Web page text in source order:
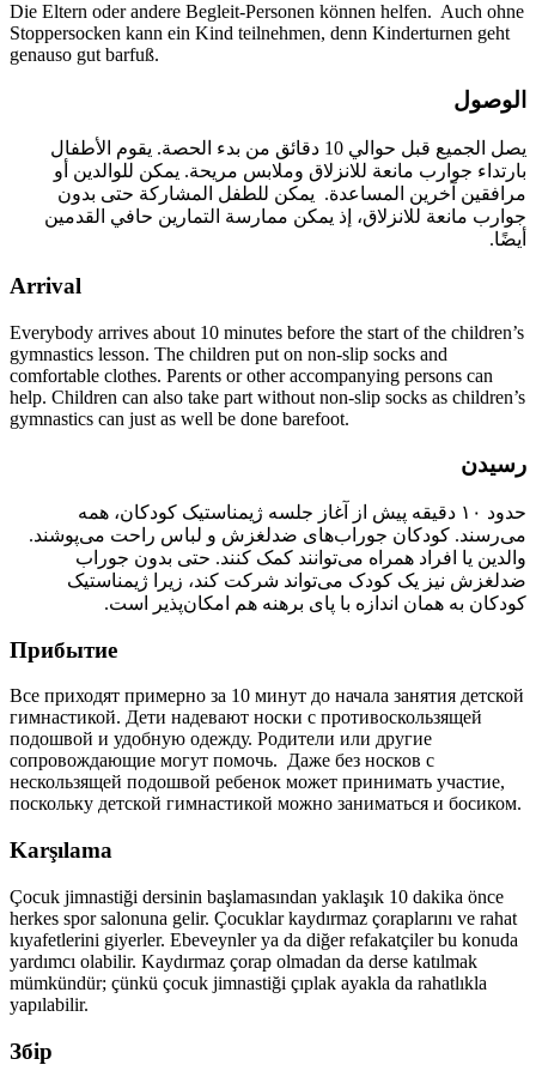
Die Eltern oder andere Begleit-Personen können helfen. Auch ohne
Stoppersocken kann ein Kind teilnehmen, denn Kinderturnen geht
genauso gut barfuß.
الوصول
يصل الجميع قبل حوالي 10 دقائق من بدء الحصة. يقوم الأطفال
بارتداء جوارب مانعة للانزلاق وملابس مريحة. يمكن للوالدين أو
مرافقين آخرين المساعدة. يمكن للطفل المشاركة حتى بدون
جوارب مانعة للانزلاق، إذ يمكن ممارسة التمارين حافي القدمين
أيضًا.
Arrival
Everybody arrives about 10 minutes before the start of the children’s
gymnastics lesson. The children put on non-slip socks and
comfortable clothes. Parents or other accompanying persons can
help. Children can also take part without non-slip socks as children’s
gymnastics can just as well be done barefoot.
رسیدن
حدود ۱۰ دقیقه پیش از آغاز جلسه ژیمناستیک کودکان، همه
می‌رسند. کودکان جوراب‌های ضدلغزش و لباس راحت می‌پوشند.
والدین یا افراد همراه می‌توانند کمک کنند. حتی بدون جوراب
ضدلغزش نیز یک کودک می‌تواند شرکت کند، زیرا ژیمناستیک
کودکان به همان اندازه با پای برهنه هم امکان‌پذیر است.
Прибытие
Все приходят примерно за 10 минут до начала занятия детской
гимнастикой. Дети надевают носки с противоскользящей
подошвой и удобную одежду. Родители или другие
сопровождающие могут помочь. Даже без носков с
нескользящей подошвой ребенок может принимать участие,
поскольку детской гимнастикой можно заниматься и босиком.
Karşılama
Çocuk jimnastiği dersinin başlamasından yaklaşık 10 dakika önce
herkes spor salonuna gelir. Çocuklar kaydırmaz çoraplarını ve rahat
kıyafetlerini giyerler. Ebeveynler ya da diğer refakatçiler bu konuda
yardımcı olabilir. Kaydırmaz çorap olmadan da derse katılmak
mümkündür; çünkü çocuk jimnastiği çıplak ayakla da rahatlıkla
yapılabilir.
Збір